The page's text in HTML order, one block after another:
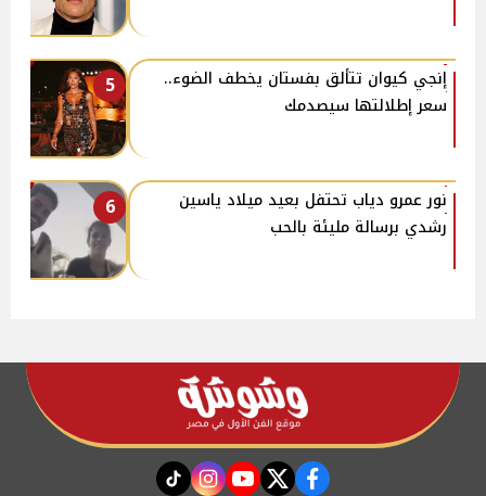
5
إنجي كيوان تتألق بفستان يخطف الضوء..
سعر إطلالتها سيصدمك
6
نور عمرو دياب تحتفل بعيد ميلاد ياسين
رشدي برسالة مليئة بالحب
facebook
twitter
youtube
instagram
tiktok